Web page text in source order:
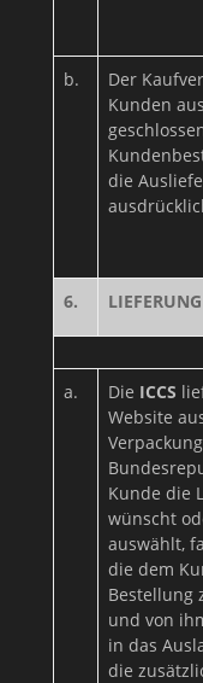
b.
Der
Kunden
die
6. LIEFERUNG
a. Die ICCS
Website
Kunde die
wünscht
auswählt,
die dem
Bestellung
und von
in das
die